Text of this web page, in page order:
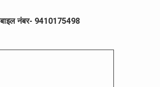
नंबर- 9410175498